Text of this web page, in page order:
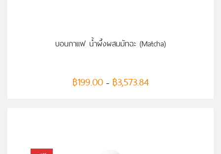
บอนกาแฟ น้ำผึ้งผสมมัทฉะ (Matcha)
฿199.00 – ฿3,573.84